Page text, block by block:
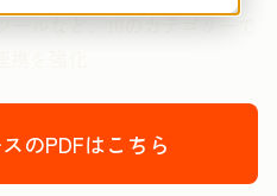
ルなど、10のカテゴリーで
のPDFはこちら